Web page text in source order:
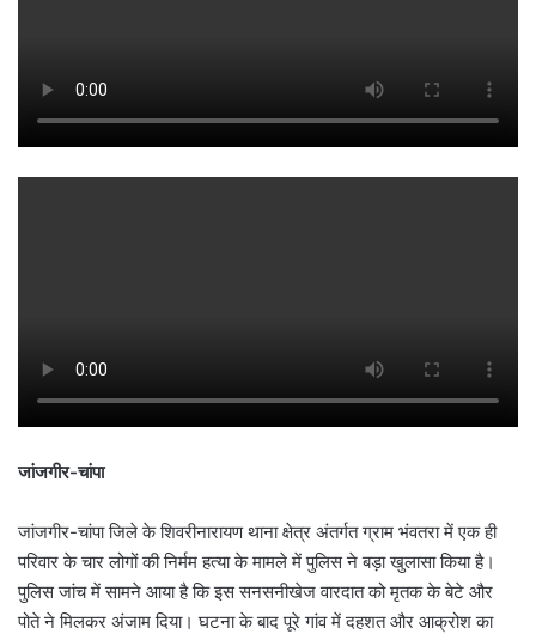
जांजगीर-चांपा
जांजगीर-चांपा जिले के शिवरीनारायण थाना क्षेत्र अंतर्गत ग्राम भंवतरा में एक ही
परिवार के चार लोगों की निर्मम हत्या के मामले में पुलिस ने बड़ा खुलासा किया है।
पुलिस जांच में सामने आया है कि इस सनसनीखेज वारदात को मृतक के बेटे और
पोते ने मिलकर अंजाम दिया। घटना के बाद पूरे गांव में दहशत और आक्रोश का